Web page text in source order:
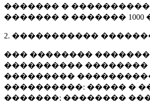
������� �
������� � �������
2. �����������
��� ��������
���������� ��������
���������
����������: ����� �
�������; ��������